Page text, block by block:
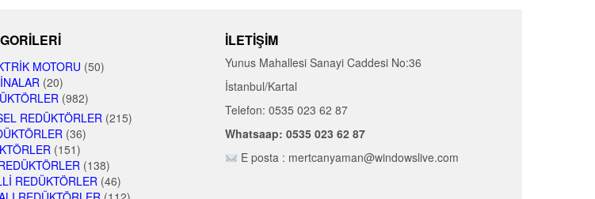
MOTORU (50)
(20)
(982)
REDÜKTÖRLER (215)
(36)
(151)
(138)
REDÜKTÖRLER (46)
İLETIŞIM
Yunus Mahallesi Sanayi Caddesi No:36
İstanbul/Kartal
Telefon: 0535 023 62 87
Whatsaap: 0535 023 62 87
E posta : mertcanyaman@windowslive.com